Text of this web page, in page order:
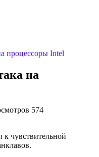
процессоры Intel
на
574
к чувствительной